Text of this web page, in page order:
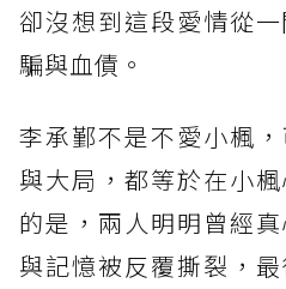
卻沒想到這段愛情從
騙與血債。
李承鄞不是不愛小楓
與大局，都等於在小
的是，兩人明明曾經
與記憶被反覆撕裂，